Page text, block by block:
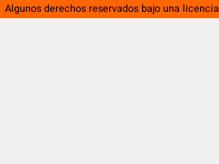
Algunos derechos reservados bajo una licencia